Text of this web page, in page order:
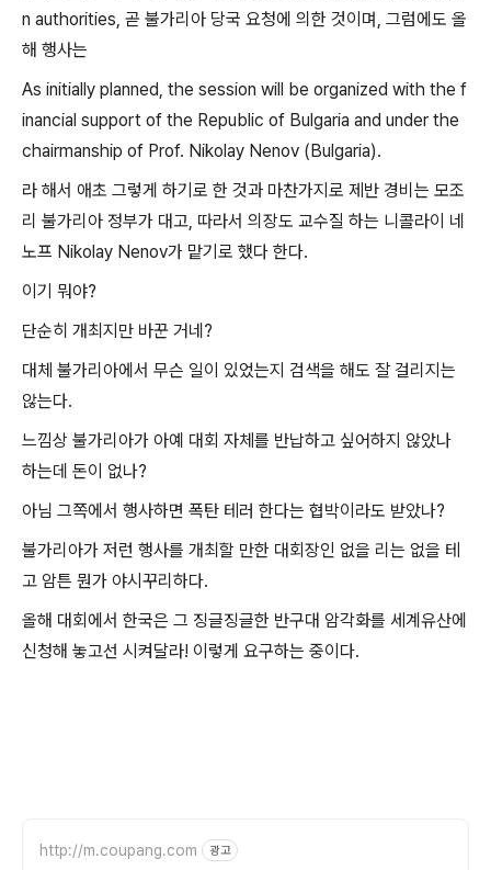
n authorities, 곧 불가리아 당국 요청에 의한 것이며, 그럼에도 올
해 행사는
As initially planned, the session will be organized with the f
inancial support of the Republic of Bulgaria and under the
chairmanship of Prof. Nikolay Nenov (Bulgaria).
라 해서 애초 그렇게 하기로 한 것과 마찬가지로 제반 경비는 모조
리 불가리아 정부가 대고, 따라서 의장도 교수질 하는 니콜라이 네
노프 Nikolay Nenov가 맡기로 했다 한다.
이기 뭐야?
단순히 개최지만 바꾼 거네?
대체 불가리아에서 무슨 일이 있었는지 검색을 해도 잘 걸리지는
않는다.
느낌상 불가리아가 아예 대회 자체를 반납하고 싶어하지 않았나
하는데 돈이 없나?
아님 그쪽에서 행사하면 폭탄 테러 한다는 협박이라도 받았나?
불가리아가 저런 행사를 개최할 만한 대회장인 없을 리는 없을 테
고 암튼 뭔가 야시꾸리하다.
올해 대회에서 한국은 그 징글징글한 반구대 암각화를 세계유산에
신청해 놓고선 시켜달라! 이렇게 요구하는 중이다.
http://m.coupang.com 광고